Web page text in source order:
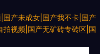
国产未成女|国产我不卡|国产
视频|国产无矿砖专砖区|国